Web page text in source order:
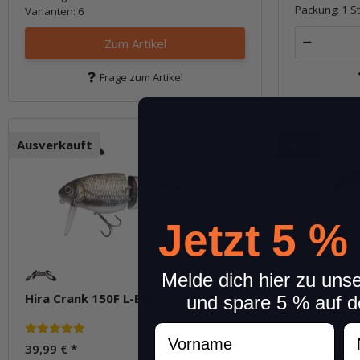
Varianten: 6
Zum Artikel
Frage zum Artikel
Packung: 1
Ausverkauft
Hira Crank 150F L-Bill
39,99 € *
Hira Top
Jetzt 5
Melde dich hier zu
und spare 5 % auf
Vorname